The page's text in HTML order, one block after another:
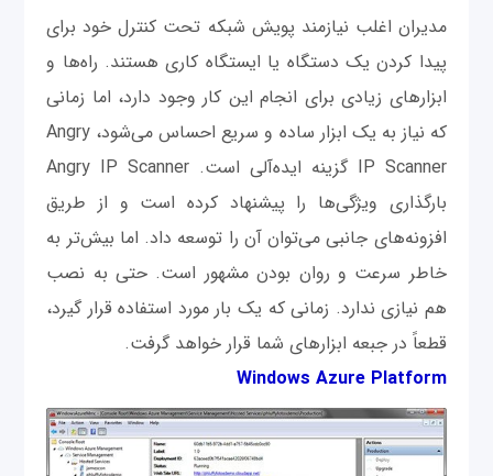
مدیران اغلب نیازمند پویش شبکه تحت کنترل خود برای
پیدا کردن یک دستگاه یا ایستگاه کاری هستند. راه‌ها و
ابزارهای زیادی برای انجام این کار وجود دارد، اما زمانی
‌که نیاز به یک ابزار ساده و سریع احساس می‌شود، Angry
IP Scanner گزینه ایده‌آلی است. Angry IP Scanner
بارگذاری ویژگی‌ها را پیشنهاد کرده است و از طریق
افزونه‌های جانبی می‌توان آن ‌را توسعه داد. اما بیش‌تر به
خاطر سرعت و روان ‌بودن مشهور است. حتی به نصب
هم نیازی ندارد. زمانی ‌که یک بار مورد استفاده قرار گیرد،
قطعاً در جبعه ابزارهای شما قرار خواهد گرفت.
Windows Azure Platform